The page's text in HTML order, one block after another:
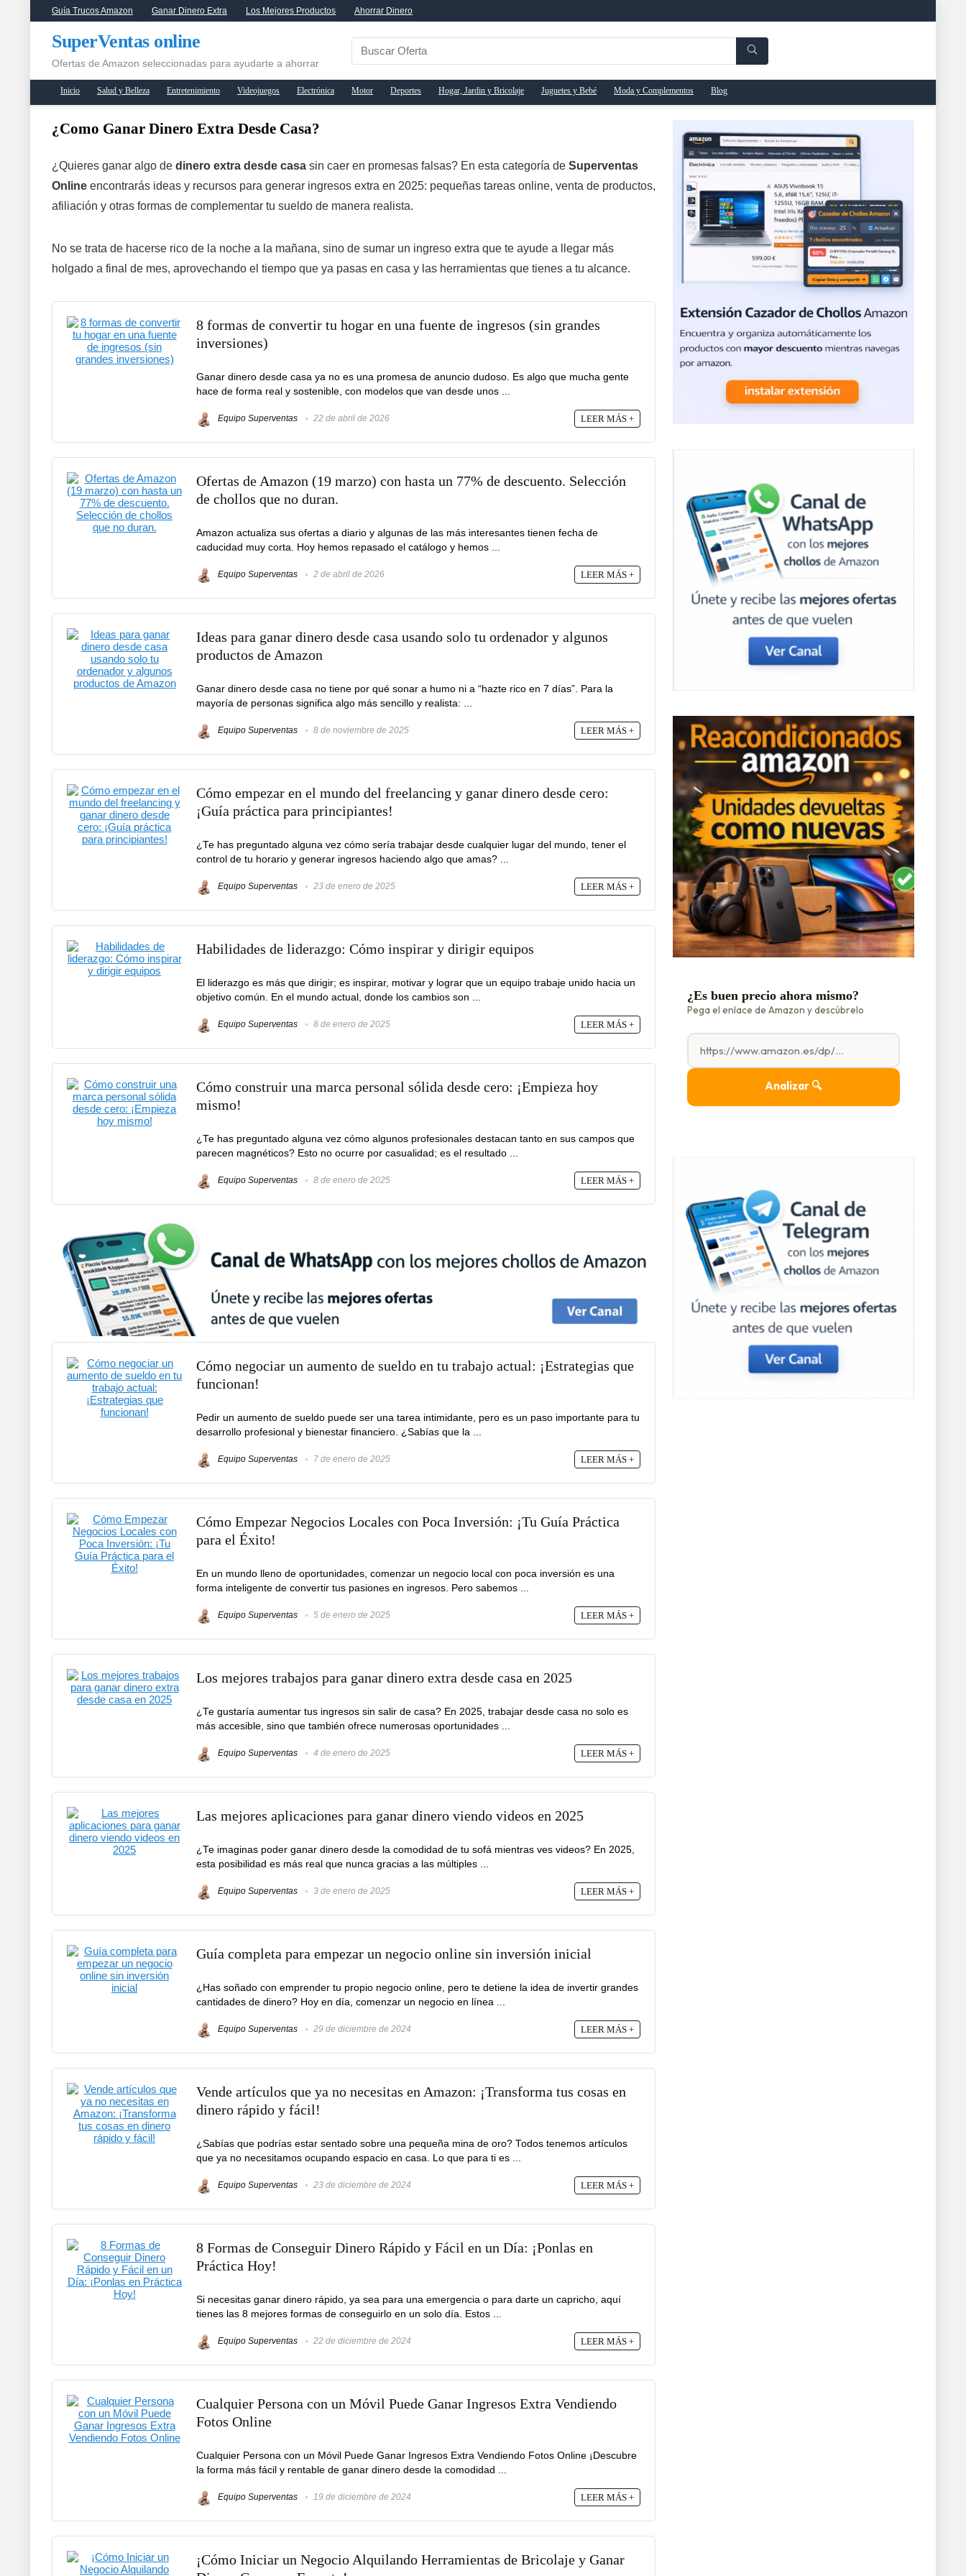
Guía Trucos Amazon Ganar Dinero Extra Los Mejores Productos Ahorrar Dinero
SuperVentas online
Ofertas de Amazon seleccionadas para ayudarte a ahorrar
Inicio Salud y Belleza Entretenimiento Videojuegos Electrónica Motor Deportes Hogar, Jardin y Bricolaje Juguetes y Bebé Moda y Complementos Blog
¿Como Ganar Dinero Extra Desde Casa?
¿Quieres ganar algo de dinero extra desde casa sin caer en promesas falsas? En esta categoría de Superventas
Online encontrarás ideas y recursos para generar ingresos extra en 2025: pequeñas tareas online, venta de productos,
afiliación y otras formas de complementar tu sueldo de manera realista.
No se trata de hacerse rico de la noche a la mañana, sino de sumar un ingreso extra que te ayude a llegar más
holgado a final de mes, aprovechando el tiempo que ya pasas en casa y las herramientas que tienes a tu alcance.
8 formas de convertir tu hogar en una fuente de ingresos (sin grandes
inversiones)
Ganar dinero desde casa ya no es una promesa de anuncio dudoso. Es algo que mucha gente
hace de forma real y sostenible, con modelos que van desde unos ...
Equipo Superventas 22 de abril de 2026 LEER MÁS +
Ofertas de Amazon (19 marzo) con hasta un 77% de descuento. Selección
de chollos que no duran.
Amazon actualiza sus ofertas a diario y algunas de las más interesantes tienen fecha de
caducidad muy corta. Hoy hemos repasado el catálogo y hemos ...
Equipo Superventas 2 de abril de 2026 LEER MÁS +
Ideas para ganar dinero desde casa usando solo tu ordenador y algunos
productos de Amazon
Ganar dinero desde casa no tiene por qué sonar a humo ni a “hazte rico en 7 días”. Para la
mayoría de personas significa algo más sencillo y realista: ...
Equipo Superventas 8 de noviembre de 2025 LEER MÁS +
Cómo empezar en el mundo del freelancing y ganar dinero desde cero:
¡Guía práctica para principiantes!
¿Te has preguntado alguna vez cómo sería trabajar desde cualquier lugar del mundo, tener el
control de tu horario y generar ingresos haciendo algo que amas? ...
Equipo Superventas 23 de enero de 2025 LEER MÁS +
Habilidades de liderazgo: Cómo inspirar y dirigir equipos
El liderazgo es más que dirigir; es inspirar, motivar y lograr que un equipo trabaje unido hacia un
objetivo común. En el mundo actual, donde los cambios son ...
Equipo Superventas 8 de enero de 2025 LEER MÁS +
Cómo construir una marca personal sólida desde cero: ¡Empieza hoy
mismo!
¿Te has preguntado alguna vez cómo algunos profesionales destacan tanto en sus campos que
parecen magnéticos? Esto no ocurre por casualidad; es el resultado ...
Equipo Superventas 8 de enero de 2025 LEER MÁS +
Cómo negociar un aumento de sueldo en tu trabajo actual: ¡Estrategias que
funcionan!
Pedir un aumento de sueldo puede ser una tarea intimidante, pero es un paso importante para tu
desarrollo profesional y bienestar financiero. ¿Sabías que la ...
Equipo Superventas 7 de enero de 2025 LEER MÁS +
Cómo Empezar Negocios Locales con Poca Inversión: ¡Tu Guía Práctica
para el Éxito!
En un mundo lleno de oportunidades, comenzar un negocio local con poca inversión es una
forma inteligente de convertir tus pasiones en ingresos. Pero sabemos ...
Equipo Superventas 5 de enero de 2025 LEER MÁS +
Los mejores trabajos para ganar dinero extra desde casa en 2025
¿Te gustaría aumentar tus ingresos sin salir de casa? En 2025, trabajar desde casa no solo es
más accesible, sino que también ofrece numerosas oportunidades ...
Equipo Superventas 4 de enero de 2025 LEER MÁS +
Las mejores aplicaciones para ganar dinero viendo videos en 2025
¿Te imaginas poder ganar dinero desde la comodidad de tu sofá mientras ves videos? En 2025,
esta posibilidad es más real que nunca gracias a las múltiples ...
Equipo Superventas 3 de enero de 2025 LEER MÁS +
Guía completa para empezar un negocio online sin inversión inicial
¿Has soñado con emprender tu propio negocio online, pero te detiene la idea de invertir grandes
cantidades de dinero? Hoy en día, comenzar un negocio en línea ...
Equipo Superventas 29 de diciembre de 2024 LEER MÁS +
Vende artículos que ya no necesitas en Amazon: ¡Transforma tus cosas en
dinero rápido y fácil!
¿Sabías que podrías estar sentado sobre una pequeña mina de oro? Todos tenemos artículos
que ya no necesitamos ocupando espacio en casa. Lo que para ti es ...
Equipo Superventas 23 de diciembre de 2024 LEER MÁS +
8 Formas de Conseguir Dinero Rápido y Fácil en un Día: ¡Ponlas en
Práctica Hoy!
Si necesitas ganar dinero rápido, ya sea para una emergencia o para darte un capricho, aquí
tienes las 8 mejores formas de conseguirlo en un solo día. Estos ...
Equipo Superventas 22 de diciembre de 2024 LEER MÁS +
Cualquier Persona con un Móvil Puede Ganar Ingresos Extra Vendiendo
Fotos Online
Cualquier Persona con un Móvil Puede Ganar Ingresos Extra Vendiendo Fotos Online ¡Descubre
la forma más fácil y rentable de ganar dinero desde la comodidad ...
Equipo Superventas 19 de diciembre de 2024 LEER MÁS +
¡Cómo Iniciar un Negocio Alquilando Herramientas de Bricolaje y Ganar
¿Es buen precio ahora mismo?
Pega el enlace de Amazon y descúbrelo
Analizar 🔍